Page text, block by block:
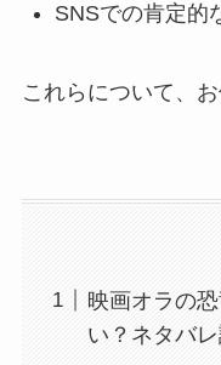
SNSでの肯定的
これらについて、
映画オラの
い？ネタバ